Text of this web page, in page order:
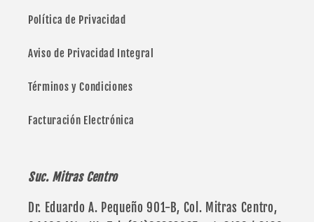
Política de Privacidad
Aviso de Privacidad Integral
Términos y Condiciones
Facturación Electrónica
Suc. Mitras Centro
Dr. Eduardo A. Pequeño 901-B, Col. Mitras Centro,